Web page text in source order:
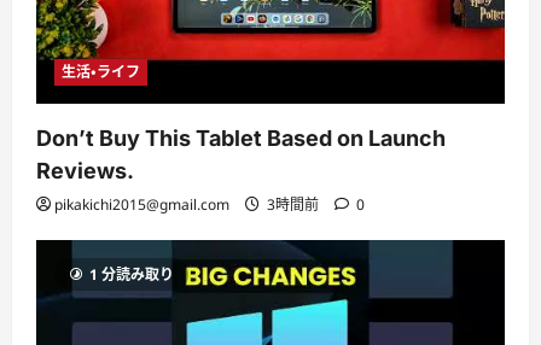
生活・ライフ
Don’t Buy This Tablet Based on Launch
Reviews.
pikakichi2015@gmail.com 3時間前 0
1 分読み取り